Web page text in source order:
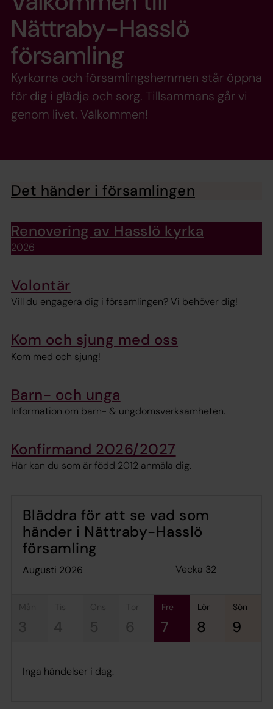
Nättraby-Hasslö
församling
Kyrkorna och församlingshemmen står öppna
för dig i glädje och sorg. Tillsammans går vi
genom livet. Välkommen!
Det händer i församlingen
Renovering av Hasslö kyrka
2026
Volontär
Vill du engagera dig i församlingen? Vi behöver dig!
Kom och sjung med oss
Kom med och sjung!
Barn- och unga
Information om barn- & ungdomsverksamheten.
Konfirmand 2026/2027
Här kan du som är född 2012 anmäla dig.
Bläddra för att se vad som
händer i Nättraby-Hasslö
församling
augusti 2026 Vecka 32
tis
4
tor
6
fre
7
lör
8
sön
9
Inga händelser i dag.